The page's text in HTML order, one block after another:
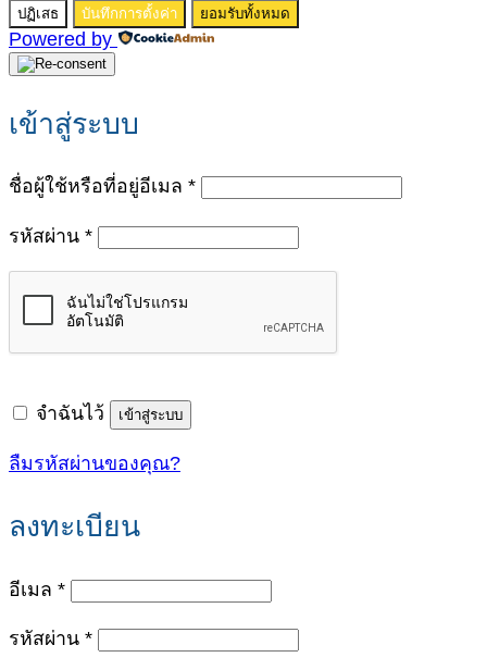
ปฏิเสธ บันทึกการตั้งค่า ยอมรับทั้งหมด
Powered by
เข้าสู่ระบบ
ชื่อผู้ใช้หรือที่อยู่อีเมล *ต้องการ
รหัสผ่าน *ต้องการ
จำฉันไว้ เข้าสู่ระบบ
ลืมรหัสผ่านของคุณ?
ลงทะเบียน
อีเมล *ต้องการ
รหัสผ่าน *ต้องการ